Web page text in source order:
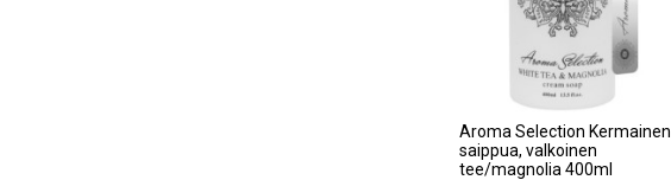
Aroma Selection Kermainen
saippua, valkoinen
tee/magnolia 400ml